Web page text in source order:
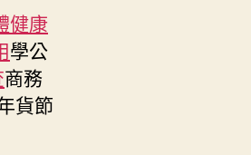
健康
學公
商務
貨節